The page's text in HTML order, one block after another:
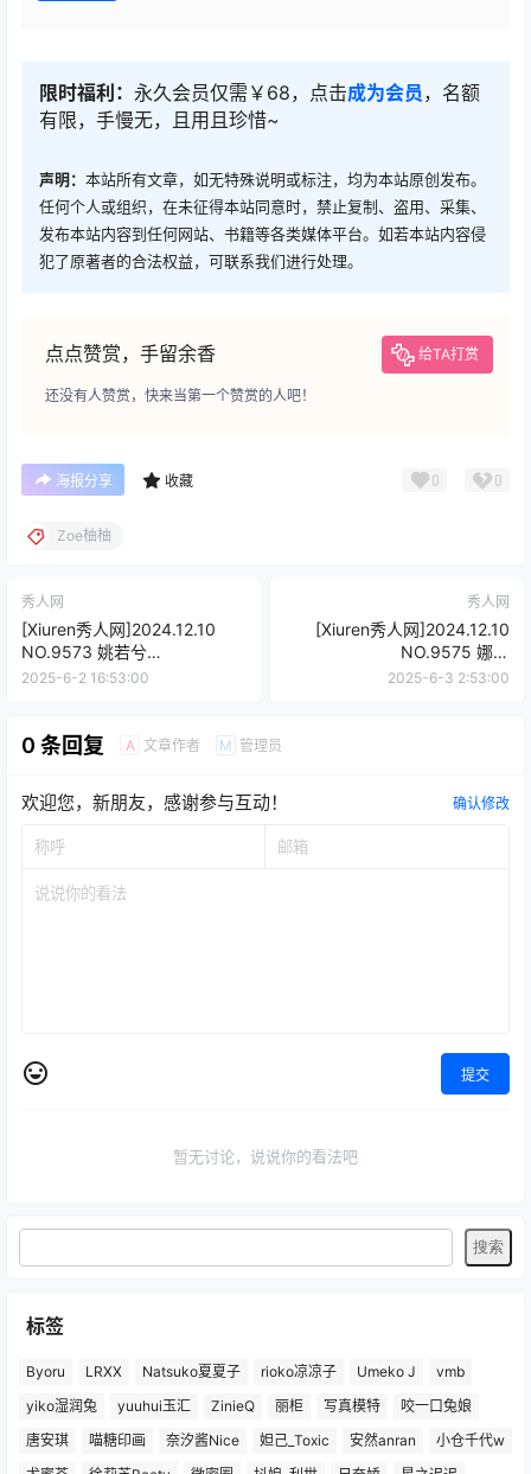
限时福利： 永久会员仅需￥68，点击成为会员，名额
有限，手慢无，且用且珍惜~
声明： 本站所有文章，如无特殊说明或标注，均为本站原创发布。
任何个人或组织，在未征得本站同意时，禁止复制、盗用、采集、
发布本站内容到任何网站、书籍等各类媒体平台。如若本站内容侵
犯了原著者的合法权益，可联系我们进行处理。
点点赞赏，手留余香 给TA打赏
还没有人赞赏，快来当第一个赞赏的人吧！
海报分享 收藏 0 0
Zoe柚柚
秀人网
[Xiuren秀人网]2024.12.10
NO.9573 姚若兮
vay[53+1P/568MB]
2025-6-2 16:53:00
秀人网
[Xiuren秀人网]2024.12.10
NO.9575 娜比
[80+1P/628MB]
2025-6-3 2:53:00
0 条回复 A 文章作者 M 管理员
欢迎您，新朋友，感谢参与互动！ 确认修改
提交
暂无讨论，说说你的看法吧
标签
Byoru LRXX Natsuko夏夏子 rioko凉凉子 Umeko J
vmb
yiko湿润兔
yuuhui玉汇 ZinieQ 丽柜 写真模特
咬一口兔娘
唐安琪
喵糖印画 奈汐酱Nice 妲己_Toxic 安然anran
小仓千代w